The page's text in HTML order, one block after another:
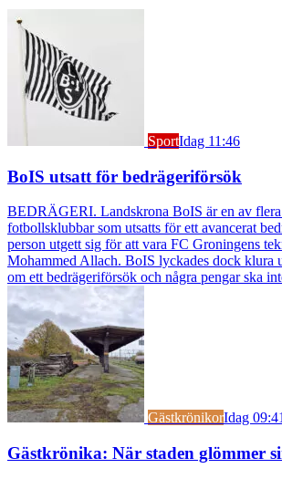
SportIdag 11:46
BoIS utsatt för bedrägeriförsök
BEDRÄGERI. Landskrona BoIS är en av flera
fotbollsklubbar som utsatts för ett avancerat
person utgett sig för att vara FC Groningens
Mohammed Allach. BoIS lyckades dock klura
om ett bedrägeriförsök och några pengar ska
GästkrönikorIdag 09:41
Gästkrönika: När staden glömmer